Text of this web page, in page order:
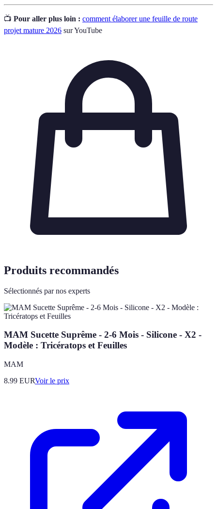
📺 Pour aller plus loin : comment élaborer une feuille de route
projet mature 2026 sur YouTube
Produits recommandés
Sélectionnés par nos experts
MAM Sucette Suprême - 2-6 Mois - Silicone - X2 -
Modèle : Tricératops et Feuilles
MAM
8.99 EURVoir le prix